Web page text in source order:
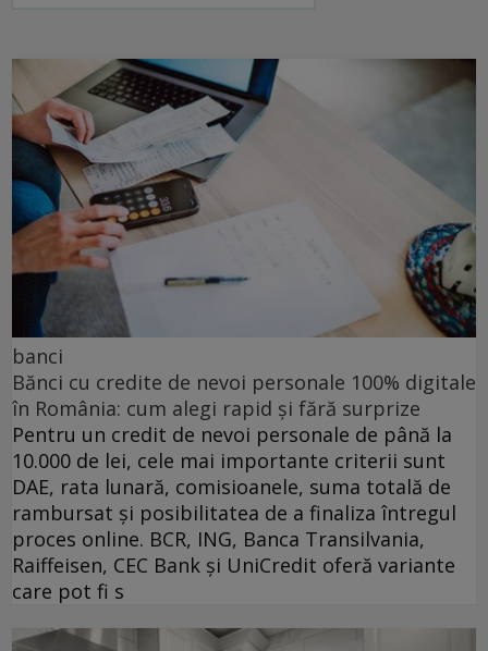
banci
Bănci cu credite de nevoi personale 100% digitale
în România: cum alegi rapid și fără surprize
Pentru un credit de nevoi personale de până la
10.000 de lei, cele mai importante criterii sunt
DAE, rata lunară, comisioanele, suma totală de
rambursat și posibilitatea de a finaliza întregul
proces online. BCR, ING, Banca Transilvania,
Raiffeisen, CEC Bank și UniCredit oferă variante
care pot fi s